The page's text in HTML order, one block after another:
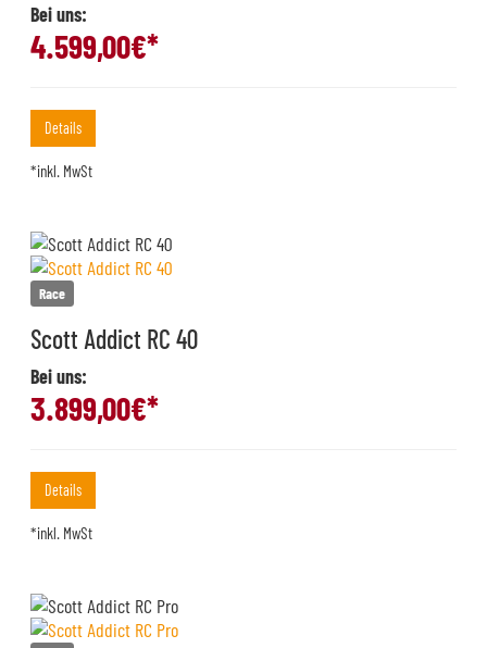
Bei uns:
4.599,00€*
Details
*inkl. MwSt
Race
Scott Addict RC 40
Bei uns:
3.899,00€*
Details
*inkl. MwSt